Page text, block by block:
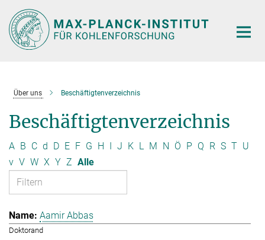
Hauptinhalt
Über uns Beschäftigtenverzeichnis
Beschäftigtenverzeichnis
A B C d D E F G H I J K L M N Ö P Q R S T U
v V W X Y Z Alle
Aamir Abbas
Doktorand